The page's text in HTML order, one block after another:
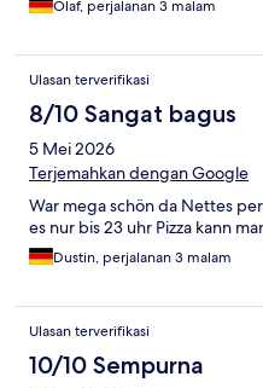
Olaf, perjalanan 3 malam
Ulasan terverifikasi
8/10 Sangat bagus
5 Mei 2026
Terjemahkan dengan Google
War mega schön da Nettes
es nur bis 23 uhr Pizza kann
Dustin, perjalanan 3 malam
Ulasan terverifikasi
10/10 Sempurna